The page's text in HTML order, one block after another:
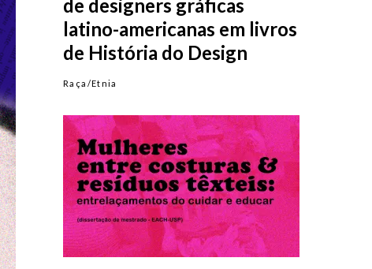
de designers gráficas
latino-americanas em livros
de História do Design
Raça/Etnia